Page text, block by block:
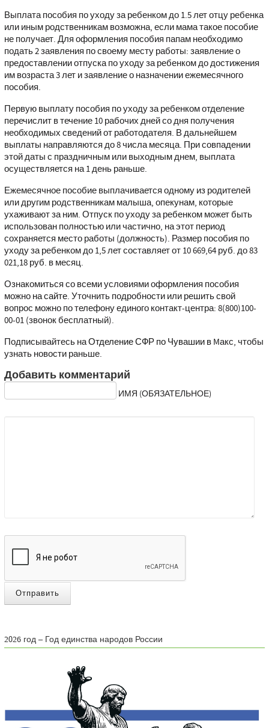
Выплата пособия по уходу за ребенком до 1.5 лет отцу ребенка
или иным родственникам возможна, если мама такое пособие
не получает. Для оформления пособия папам необходимо
подать 2 заявления по своему месту работы: заявление о
предоставлении отпуска по уходу за ребенком до достижения
им возраста 3 лет и заявление о назначении ежемесячного
пособия.
Первую выплату пособия по уходу за ребенком отделение
перечислит в течение 10 рабочих дней со дня получения
необходимых сведений от работодателя. В дальнейшем
выплаты направляются до 8 числа месяца. При совпадении
этой даты с праздничным или выходным днем, выплата
осуществляется на 1 день раньше.
Ежемесячное пособие выплачивается одному из родителей
или другим родственникам малыша, опекунам, которые
ухаживают за ним. Отпуск по уходу за ребенком может быть
использован полностью или частично, на этот период
сохраняется место работы (должность). Размер пособия по
уходу за ребенком до 1,5 лет составляет от 10 669,64 руб. до 83
021,18 руб. в месяц.
Ознакомиться со всеми условиями оформления пособия
можно на сайте. Уточнить подробности или решить свой
вопрос можно по телефону единого контакт-центра: 8(800)100-
00-01 (звонок бесплатный).
Подписывайтесь наОтделение СФР по Чувашии в Mакс, чтобы
узнать новости раньше.
Добавить комментарий
ИМЯ (ОБЯЗАТЕЛЬНОЕ)
Отправить
2026 год – Год единства народов России